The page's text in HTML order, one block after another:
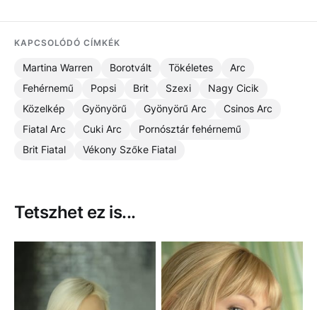
KAPCSOLÓDÓ CÍMKÉK
Martina Warren Borotvált Tökéletes
Arc
Fehérnemű
Popsi Brit Szexi
Nagy Cicik
Közelkép
Gyönyörű Gyönyörű Arc
Csinos Arc
Fiatal Arc
Cuki Arc
Pornósztár fehérnemű
Brit Fiatal
Vékony Szőke Fiatal
Tetszhet ez is...